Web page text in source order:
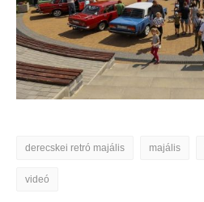
derecskei retró majális majális
videó